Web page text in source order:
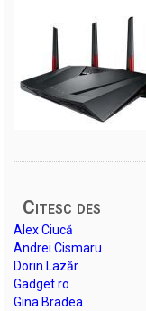
Citesc des
Alex Ciucă
Andrei Cismaru
Dorin Lazăr
Gadget.ro
Gina Bradea